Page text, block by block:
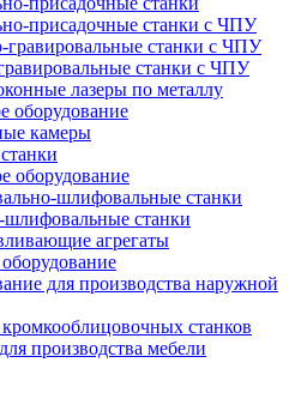
присадочные станки с ЧПУ
гравировальные станки с ЧПУ
станки с ЧПУ
лазеры по металлу
оборудование
камеры
оборудование
шлифовальные станки
станки
агрегаты
для производства наружной
станков
производства мебели